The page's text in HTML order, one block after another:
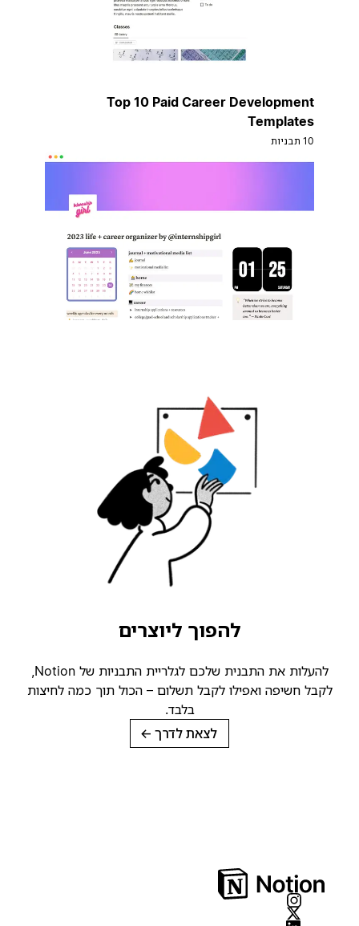
Top 10 Paid Career Development
Templates
להפוך ליוצרים
להעלות את התבנית שלכם לגלריית התבניות של Notion,
לקבל חשיפה ואפילו לקבל תשלום – הכול תוך כמה לחיצות
בלבד.
לצאת לדרך→